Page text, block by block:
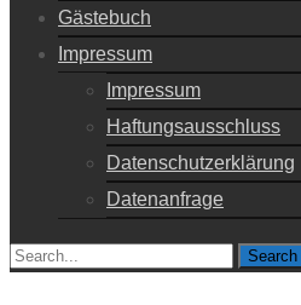
Gästebuch
Impressum
Impressum
Haftungsausschluss
Datenschutzerklärung
Datenanfrage
Search